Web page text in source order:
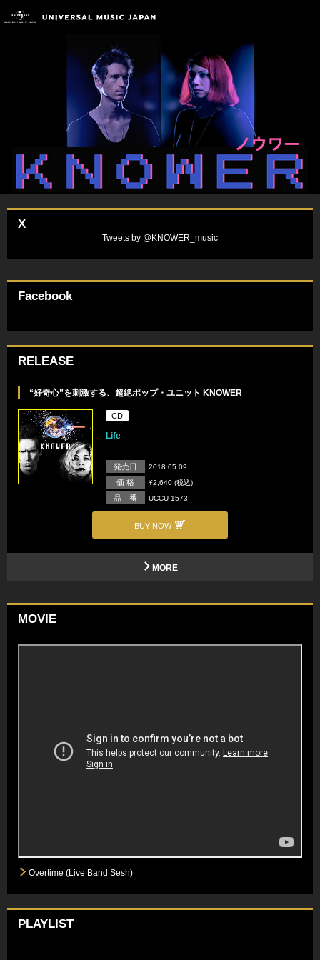
X
Tweets by @KNOWER_music
Facebook
RELEASE
“好奇心”を刺激する、超絶ポップ・ユニット KNOWER
CD
Life
発売日 2018.05.09
価 格 ¥2,640 (税込)
品 番 UCCU-1573
BUY NOW
MORE
MOVIE
Overtime (Live Band Sesh)
PLAYLIST